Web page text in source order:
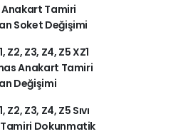
Anakart Tamiri
Soket Değişimi
Z2, Z3, Z4, Z5 XZ1
Anakart Tamiri
Değişimi
Z3, Z4, Z5 Sıvı
Dokunmatik